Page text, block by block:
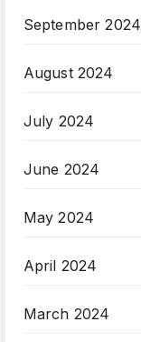
September 2024
August 2024
July 2024
June 2024
May 2024
April 2024
March 2024